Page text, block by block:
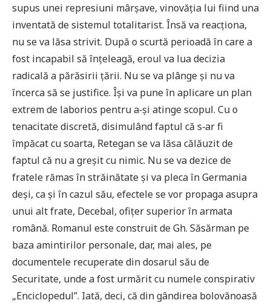
supus unei represiuni mârşave, vinovăţia lui fiind una
inventată de sistemul totalitarist. Însă va reacţiona,
nu se va lăsa strivit. După o scurtă perioadă în care a
fost incapabil să înţeleagă, eroul va lua decizia
radicală a părăsirii ţării. Nu se va plânge şi nu va
încerca să se justifice. Îşi va pune în aplicare un plan
extrem de laborios pentru a‑şi atinge scopul. Cu o
tenacitate discretă, disimulând faptul că s‑ar fi
împăcat cu soarta, Retegan se va lăsa călăuzit de
faptul că nu a greşit cu nimic. Nu se va dezice de
fratele rămas în străinătate şi va pleca în Germania
deşi, ca şi în cazul său, efectele se vor propaga asupra
unui alt frate, Decebal, ofiţer superior în armata
română. Romanul este construit de Gh. Săsărman pe
baza amintirilor personale, dar, mai ales, pe
documentele recuperate din dosarul său de
Securitate, unde a fost urmărit cu numele conspirativ
„Enciclopedul”. Iată, deci, că din gândirea bolovănoasă